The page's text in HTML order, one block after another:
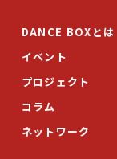
DANCE BOXとは
イベント
プロジェクト
コラム
ネットワーク